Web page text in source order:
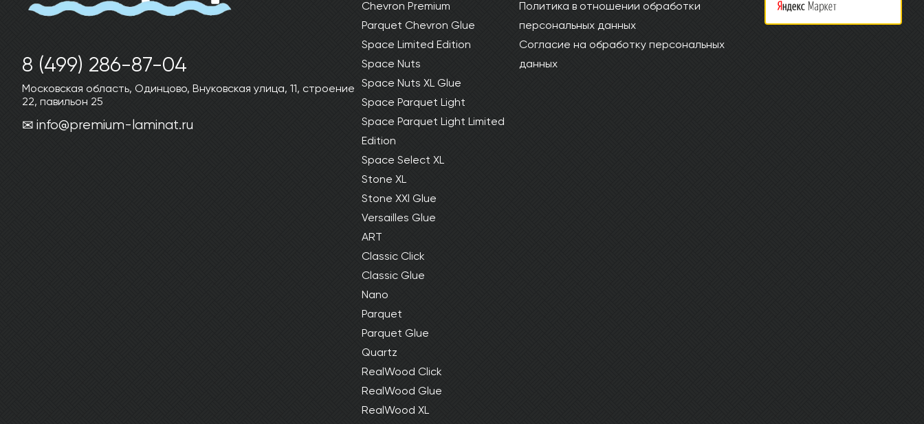
8 (499) 286-87-04
Московская область, Одинцово, Внуковская улица, 11, строение
22, павильон 25
info@premium-laminat.ru
Chevron Premium
Parquet Chevron Glue
Space Limited Edition
Space Nuts
Space Nuts XL Glue
Space Parquet Light
Space Parquet Light Limited
Edition
Space Select XL
Stone XL
Stone XXl Glue
Versailles Glue
ART
Classic Click
Classic Glue
Nano
Parquet
Parquet Glue
Quartz
RealWood Click
RealWood Glue
RealWood XL
Политика в отношении обработки
персональных данных
Согласие на обработку персональных
данных